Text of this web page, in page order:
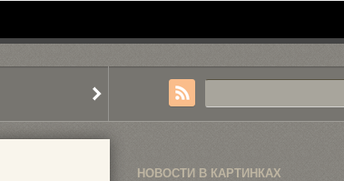
НОВОСТИ В КАРТИНКАХ